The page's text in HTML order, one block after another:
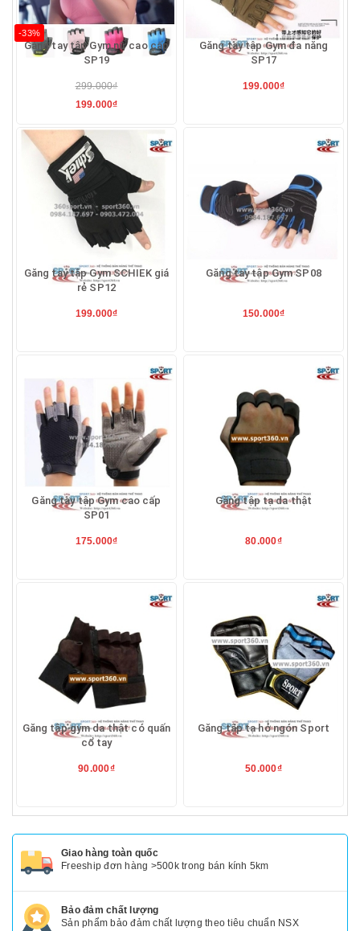
-33%
Găng tay tập Gym nữ cao cấp
SP19
299.000₫
199.000₫
Găng tay tập Gym đa năng
SP17
199.000₫
Găng tay tập Gym SCHIEK giá
rẻ SP12
199.000₫
Găng tay tập Gym SP08
150.000₫
Găng tay tập Gym cao cấp
SP01
175.000₫
Găng tập tạ da thật
80.000₫
Găng tập gym da thật có quấn
cổ tay
90.000₫
Găng tập tạ hở ngón Sport
50.000₫
Giao hàng toàn quốc
Freeship đơn hàng >500k trong bán kính 5km
Bảo đảm chất lượng
Sản phẩm bảo đảm chất lượng theo tiêu chuẩn NSX